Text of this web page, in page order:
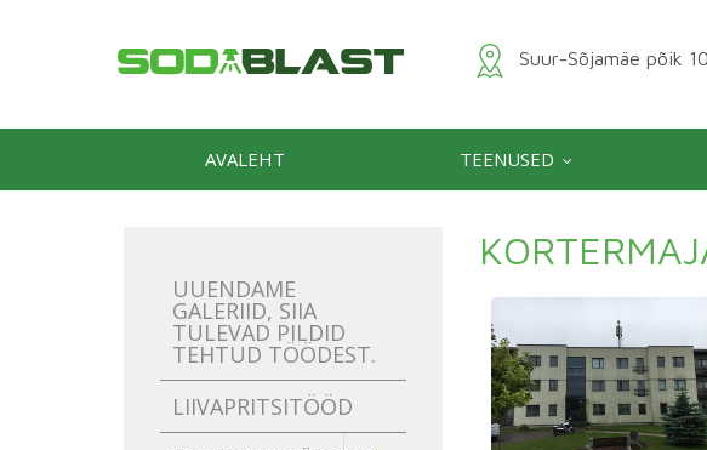
Suur-Sõjamäe põik
AVALEHT TEENUSED
UUENDAME
GALERIID, SIIA
TULEVAD PILDID
TEHTUD TÖÖDEST.
LIIVAPRITSITÖÖD